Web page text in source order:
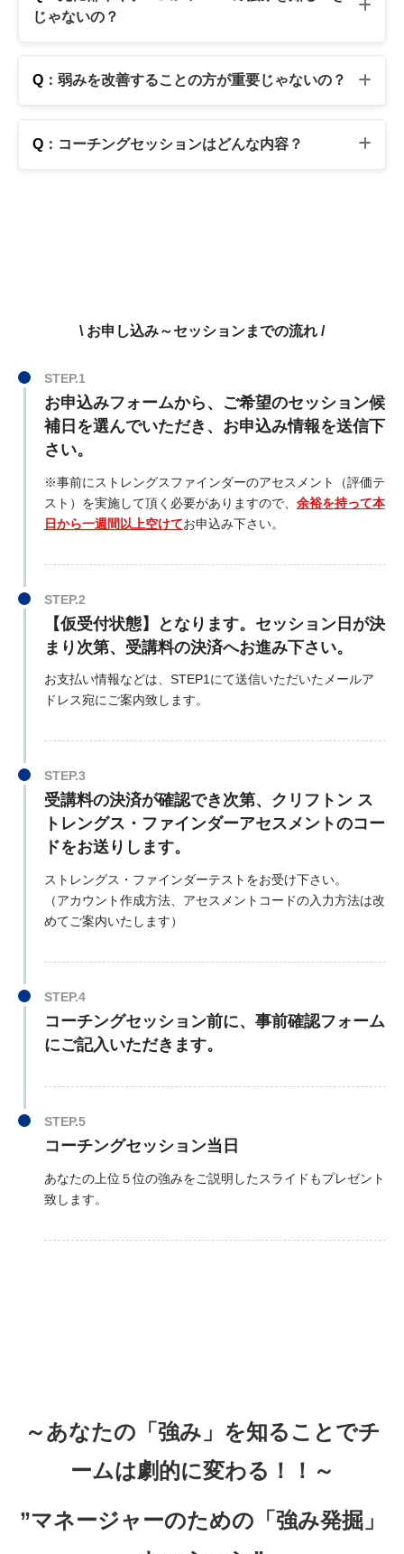
じゃないの？
Q ：弱みを改善することの方が重要じゃないの？
Q ：コーチングセッションはどんな内容？
\ お申し込み～セッションまでの流れ /
お申込みフォームから、ご希望のセッション候
補日を選んでいただき 、お申込み情報を送信下
さい。
※事前にストレングスファインダーのアセスメント（評価テ
スト）を実施して頂く必要がありますので、 余裕を持って本
日から一週間以上空けてお申込み下さい。
【仮受付状態】となります。セッション日が決
まり次第、受講料の決済へお進み下さい。
お支払い情報などは、STEP1にて送信いただいたメールア
ドレス宛にご案内致します。
受講料の決済が確認でき次第、クリフトン ス
トレングス・ファインダーアセスメントのコー
ドをお送りします。
ストレングス・ファインダーテストをお受け下さい。
（アカウント作成方法、アセスメントコードの入力方法は改
めてご案内いたします）
コーチングセッション前に、事前確認フォーム
にご記入いただきます。
コーチングセッション当日
あなたの上位５位の強みをご説明したスライドもプレゼント
致します。
～あなたの「強み」を知ることでチ
ームは劇的に変わる！！～
”マネージャーのための「強み発掘」